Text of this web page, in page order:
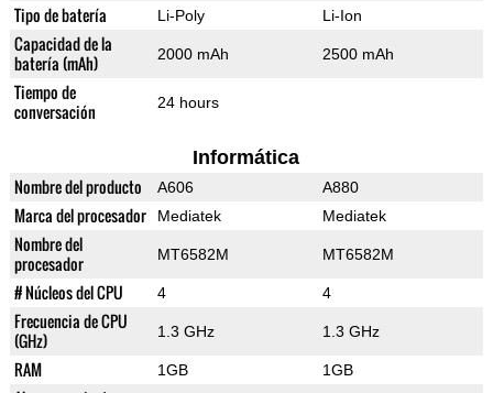
Tipo de batería Li-Poly Li-Ion
Capacidad de la
batería (mAh)
2000 mAh 2500 mAh
Tiempo de
conversación
24 hours
Informática
Nombre del producto A606 A880
Marca del procesador Mediatek Mediatek
Nombre del
procesador
MT6582M MT6582M
# Núcleos del CPU 4 4
Frecuencia de CPU
(GHz)
1.3 GHz 1.3 GHz
RAM 1GB 1GB